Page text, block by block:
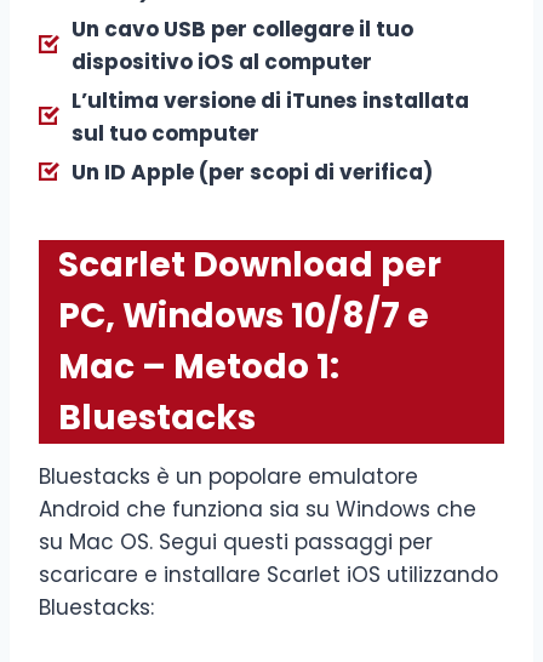
Un cavo USB per collegare il tuo
dispositivo iOS al computer
L’ultima versione di iTunes installata
sul tuo computer
Un ID Apple (per scopi di verifica)
Scarlet Download per
PC, Windows 10/8/7 e
Mac – Metodo 1:
Bluestacks
Bluestacks è un popolare emulatore
Android che funziona sia su Windows che
su Mac OS. Segui questi passaggi per
scaricare e installare Scarlet iOS utilizzando
Bluestacks: